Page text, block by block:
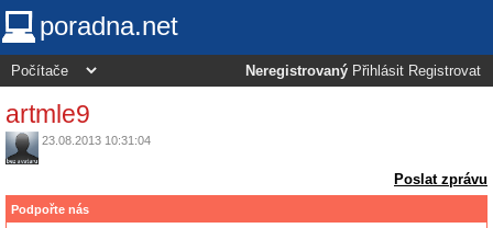
poradna.net
Neregistrovaný Přihlásit Registrovat
artmle9
23.08.2013 10:31:04
Poslat zprávu
Podpořte nás